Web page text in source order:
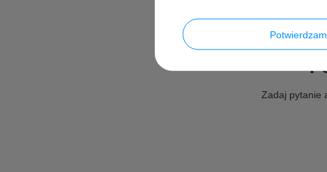
Zadaj pytanie